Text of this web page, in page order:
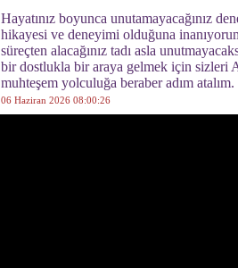
Hayatınız boyunca unutamayacağınız
hikayesi ve deneyimi olduğuna
süreçten alacağınız tadı asla
bir dostlukla bir araya gelmek için sizleri
muhteşem yolculuğa beraber adım atalım.
06 Haziran 2026 08:00:26